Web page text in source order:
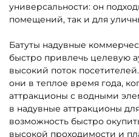
универсальности: он
помещений, так и для
Батуты надувные
быстро привлечь целевую
высокий поток
они в теплое время года,
аттракционы с водными
в надувные аттракционы
возможность быстро
высокой проходимости и